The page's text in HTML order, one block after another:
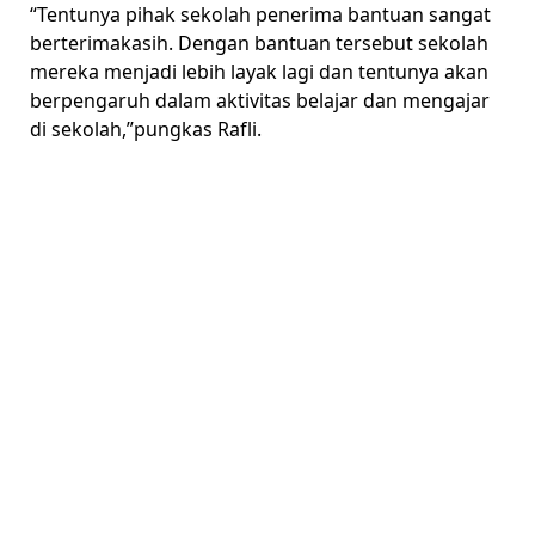
“Tentunya pihak sekolah penerima bantuan sangat
berterimakasih. Dengan bantuan tersebut sekolah
mereka menjadi lebih layak lagi dan tentunya akan
berpengaruh dalam aktivitas belajar dan mengajar
di sekolah,”pungkas Rafli.